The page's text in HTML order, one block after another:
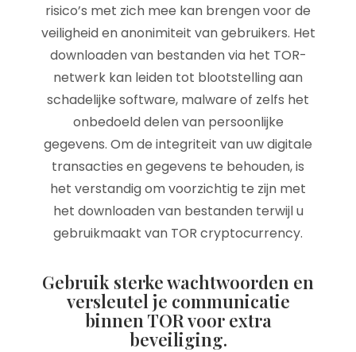
risico’s met zich mee kan brengen voor de
veiligheid en anonimiteit van gebruikers. Het
downloaden van bestanden via het TOR-
netwerk kan leiden tot blootstelling aan
schadelijke software, malware of zelfs het
onbedoeld delen van persoonlijke
gegevens. Om de integriteit van uw digitale
transacties en gegevens te behouden, is
het verstandig om voorzichtig te zijn met
het downloaden van bestanden terwijl u
gebruikmaakt van TOR cryptocurrency.
Gebruik sterke wachtwoorden en
versleutel je communicatie
binnen TOR voor extra
beveiliging.